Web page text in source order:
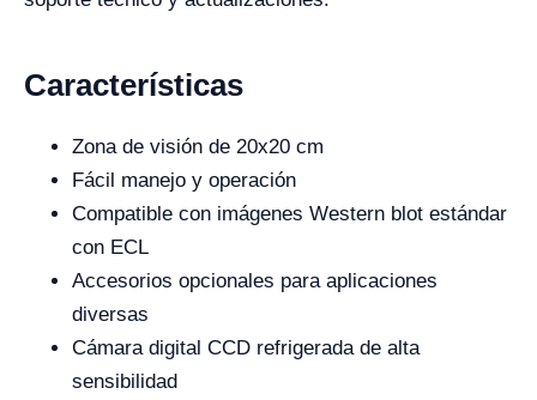
Características
Zona de visión de 20x20 cm
Fácil manejo y operación
Compatible con imágenes Western blot estándar
con ECL
Accesorios opcionales para aplicaciones
diversas
Cámara digital CCD refrigerada de alta
sensibilidad